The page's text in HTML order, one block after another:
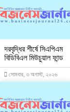
দরবৃদ্ধির শীর্ষে সিএপিএম
বিডিবিএল মিউচুয়াল ফান্ড
সোমবার, ৩ অগাস্ট, ২০২৬